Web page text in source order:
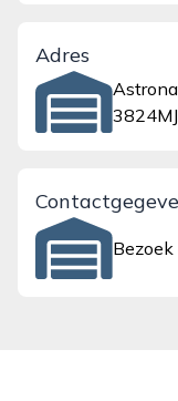
Adres